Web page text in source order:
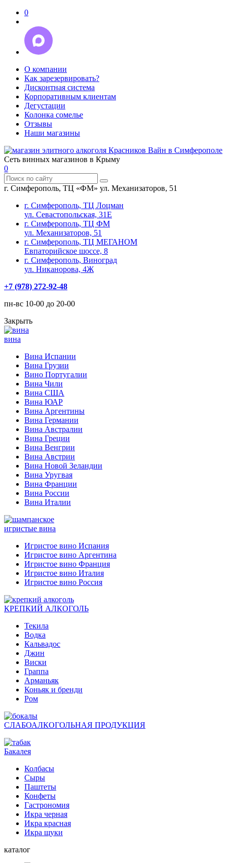
0
О компании
Как зарезервировать?
Дисконтная система
Корпоративным клиентам
Дегустации
Колонка сомелье
Отзывы
Наши магазины
Сеть винных магазинов в Крыму
0
г. Симферополь, ТЦ «ФМ» ул. Механизаторов, 51
г. Симферополь, ТЦ Лоцман
ул. Севастопольская, 31Е
г. Симферополь, ТЦ ФМ
ул. Механизаторов, 51
г. Симферополь, ТЦ МЕГАНОМ
Евпаторийское шоссе, 8
г. Симферополь, Виноград
ул. Никанорова, 4Ж
+7 (978) 272-92-48
пн-вс 10-00 до 20-00
Закрыть
вина
Вина Испании
Вина Грузии
Вино Португалии
Вина Чили
Вина США
Вина ЮАР
Вина Аргентины
Вина Германии
Вина Австралии
Вина Греции
Вина Венгрии
Вина Австрии
Вина Новой Зеландии
Вина Уругвая
Вина Франции
Вина России
Вина Италии
игристые вина
Игристое вино Испания
Игристое вино Аргентина
Игристое вино Франция
Игристое вино Италия
Игристое вино Россия
КРЕПКИЙ АЛКОГОЛЬ
Текила
Водка
Кальвадос
Джин
Виски
Граппа
Арманьяк
Коньяк и бренди
Ром
СЛАБОАЛКОГОЛЬНАЯ ПРОДУКЦИЯ
Бакалея
Колбасы
Сыры
Паштеты
Конфеты
Гастрономия
Икра черная
Икра красная
Икра щуки
каталог